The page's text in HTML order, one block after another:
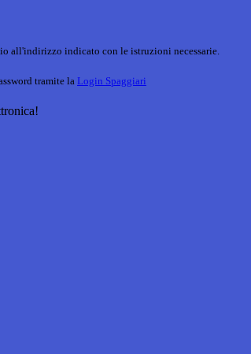
all'indirizzo indicato con le istruzioni necessarie.
tramite la Login Spaggiari